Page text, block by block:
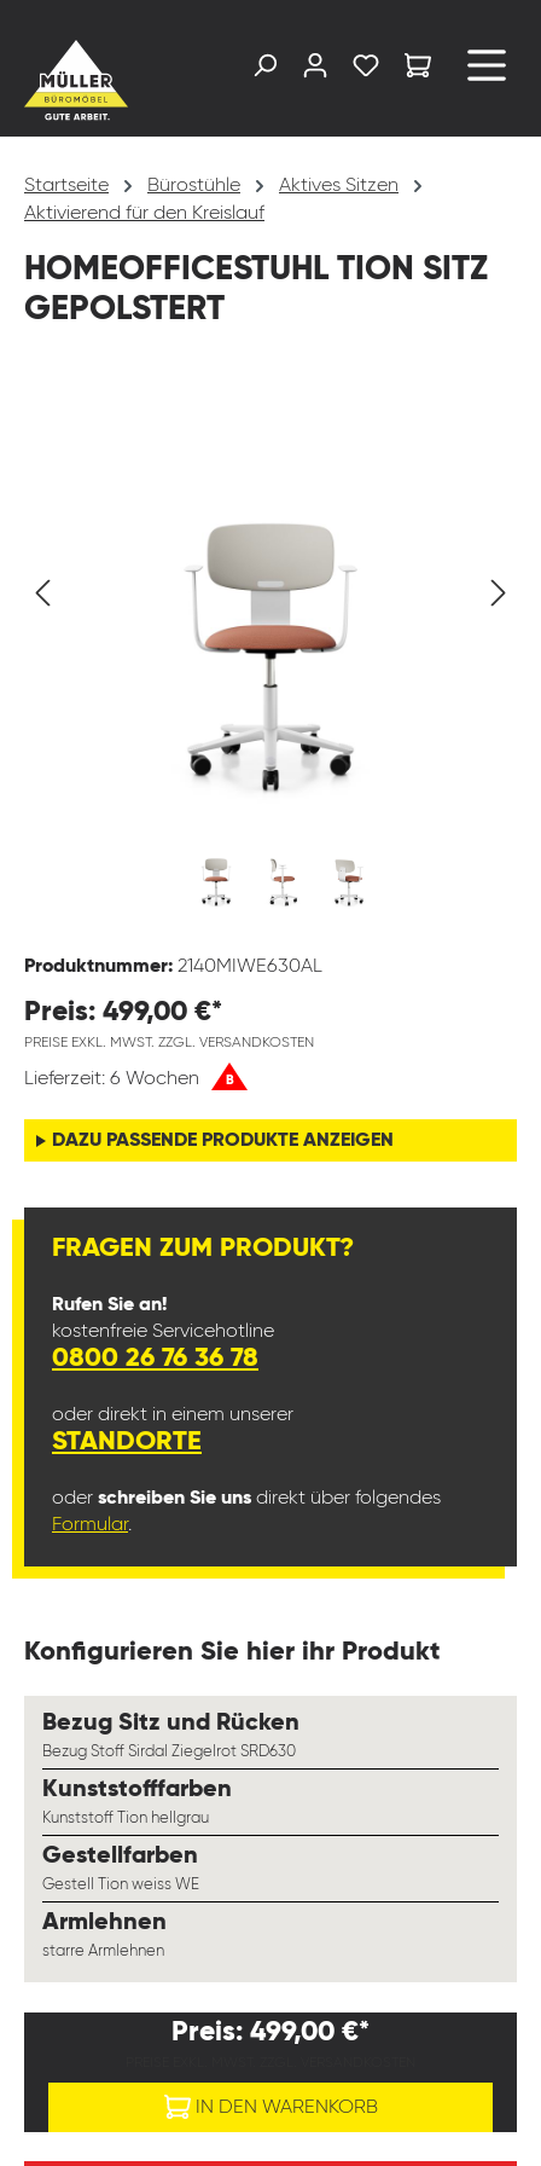
Startseite Bürostühle
Aktives Sitzen
Aktivierend für den Kreislauf
HOMEOFFICESTUHL TION SITZ
GEPOLSTERT
Produktnummer: 2140MIWE630AL
Preis: 499,00 €*
PREISE EXKL. MWST. ZZGL. VERSANDKOSTEN
Lieferzeit: 6 Wochen B
DAZU PASSENDE PRODUKTE ANZEIGEN
FRAGEN ZUM PRODUKT?
Rufen Sie an!
kostenfreie Servicehotline
0800 26 76 36 78
oder direkt in einem unserer
STANDORTE
oder schreiben Sie uns direkt über folgendes
Formular.
Konfigurieren Sie hier ihr Produkt
Bezug Sitz und Rücken
Bezug Stoff Sirdal Ziegelrot SRD630
Kunststofffarben
Kunststoff Tion hellgrau
Gestellfarben
Gestell Tion weiss WE
Armlehnen
starre Armlehnen
Preis: 499,00 €*
IN DEN WARENKORB